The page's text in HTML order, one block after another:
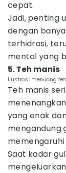
cepat.
Jadi, penting
dengan
terhidrasi,
mental yang
5. Teh manis
Ilustrasi menuang
Teh manis
yang enak
mengandung
Saat kadar